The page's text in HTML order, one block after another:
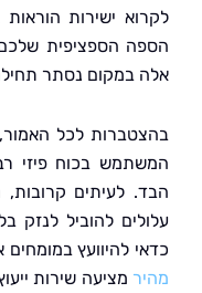
ישירות הוראות
הספציפית שלכם. ייתכן
נסתר תחילה.
לכל האמור, חיוני
בכוח פיזי רב מדי
לעיתים קרובות, חוסר
להוביל לנזק בלתי
להיוועץ במומחים או
מציעה שירות ייעוץ